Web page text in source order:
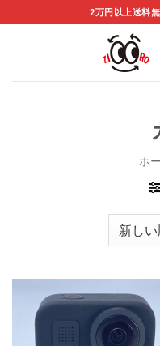
to
2万円以上送料
ホ